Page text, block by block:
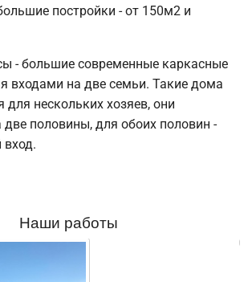
постройки - от 150м2 и
- большие современные каркасные
входами на две семьи. Такие дома
для нескольких хозяев, они
две половины, для обоих половин -
вход.
Наши работы